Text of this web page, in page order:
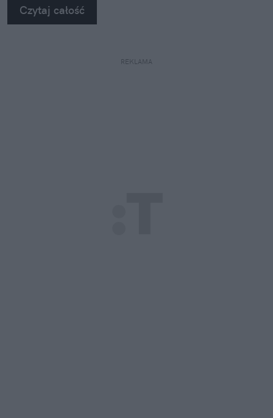
Czytaj całość
REKLAMA